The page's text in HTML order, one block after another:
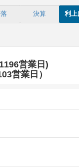
決算 利上
営業日)
営業日）
yA3.